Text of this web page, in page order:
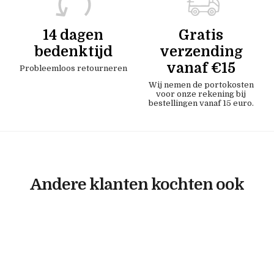
14 dagen
bedenktijd
Probleemloos retourneren
Gratis
verzending
vanaf €15
Wij nemen de portokosten
voor onze rekening bij
bestellingen vanaf 15 euro.
Andere klanten kochten ook